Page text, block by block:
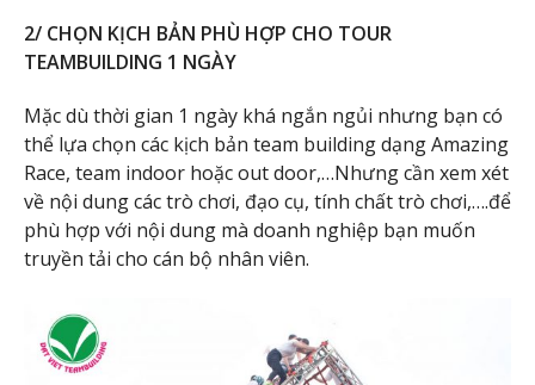
2/ CHỌN KỊCH BẢN PHÙ HỢP CHO TOUR
TEAMBUILDING 1 NGÀY
Mặc dù thời gian 1 ngày khá ngắn ngủi nhưng bạn có
thể lựa chọn các kịch bản team building dạng Amazing
Race, team indoor hoặc out door,…Nhưng cần xem xét
về nội dung các trò chơi, đạo cụ, tính chất trò chơi,….để
phù hợp với nội dung mà doanh nghiệp bạn muốn
truyền tải cho cán bộ nhân viên.